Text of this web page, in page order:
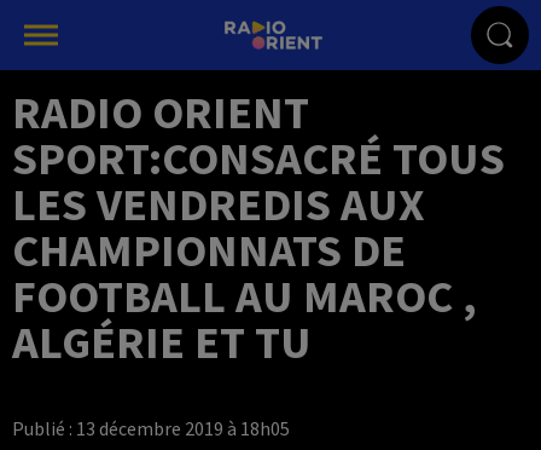
RADIO ORIENT
SPORT:CONSACRÉ TOUS
LES VENDREDIS AUX
CHAMPIONNATS DE
FOOTBALL AU MAROC ,
ALGÉRIE ET TU
Publié : 13 décembre 2019 à 18h05